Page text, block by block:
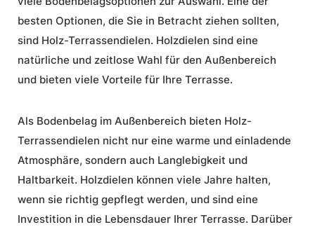
besten Optionen, die Sie in Betracht ziehen sollten,
sind Holz-Terrassendielen. Holzdielen sind eine
natürliche und zeitlose Wahl für den Außenbereich
und bieten viele Vorteile für Ihre Terrasse.
Als Bodenbelag im Außenbereich bieten Holz-
Terrassendielen nicht nur eine warme und einladende
Atmosphäre, sondern auch Langlebigkeit und
Haltbarkeit. Holzdielen können viele Jahre halten,
wenn sie richtig gepflegt werden, und sind eine
Investition in die Lebensdauer Ihrer Terrasse. Darüber